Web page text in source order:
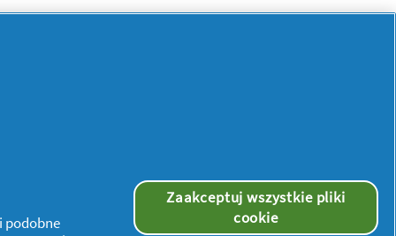
podobne
Zaakceptuj wszystkie pliki
cookie